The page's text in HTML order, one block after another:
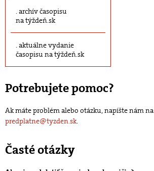
archív časopisu
na týždeň.sk
aktuálne vydanie
časopisu na týždeň.sk
Potrebujete pomoc?
Ak máte problém alebo otázku, napíšte nám na
predplatne@tyzden.sk.
Časté otázky